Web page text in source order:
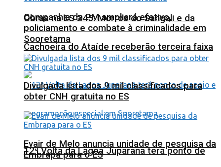
Obras na ES 245: Morros do Sangali e da
Cachoeira do Ataíde receberão terceira faixa
12ª Volta da Lagoa Juparanã terá ponto de
Companhia da PM ampliará efetivo,
policiamento e combate à criminalidade em
Sooretama
Divulgada lista dos 9 mil classificados para
obter CNH gratuita no ES
Evair de Melo anuncia unidade de pesquisa da
Embrapa para o ES